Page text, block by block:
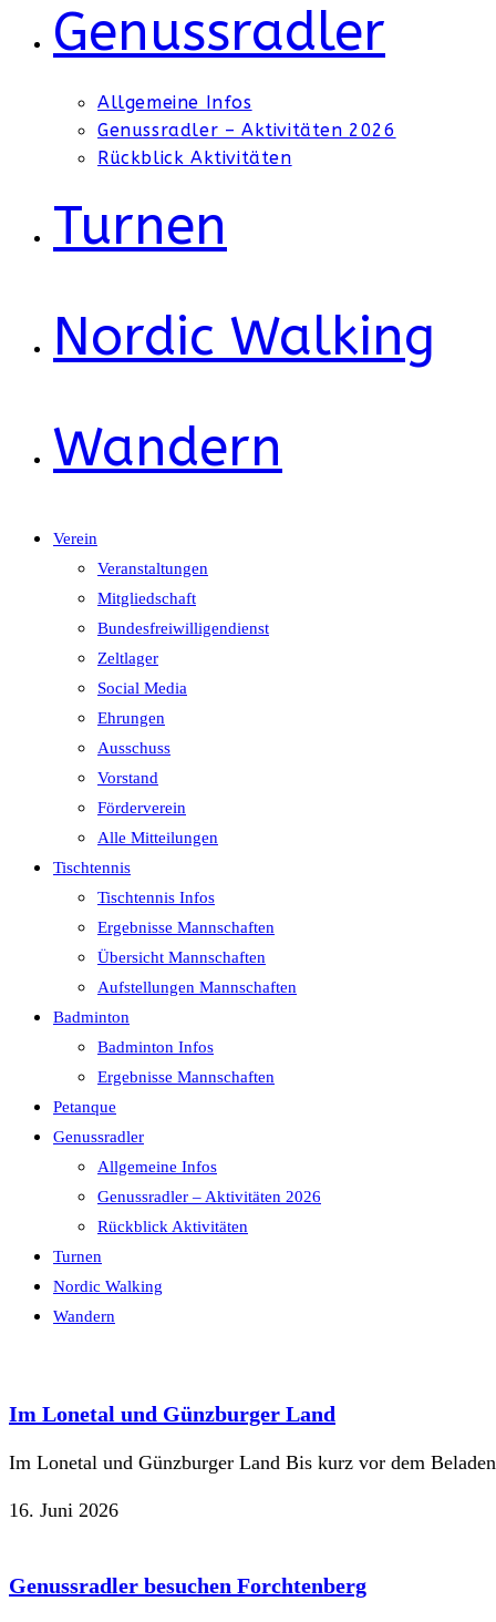
Genussradler
Allgemeine Infos
Genussradler – Aktivitäten 2026
Rückblick Aktivitäten
Turnen
Nordic Walking
Wandern
Verein
Veranstaltungen
Mitgliedschaft
Bundesfreiwilligendienst
Zeltlager
Social Media
Ehrungen
Ausschuss
Vorstand
Förderverein
Alle Mitteilungen
Tischtennis
Tischtennis Infos
Ergebnisse Mannschaften
Übersicht Mannschaften
Aufstellungen Mannschaften
Badminton
Badminton Infos
Ergebnisse Mannschaften
Petanque
Genussradler
Allgemeine Infos
Genussradler – Aktivitäten 2026
Rückblick Aktivitäten
Turnen
Nordic Walking
Wandern
Im Lonetal und Günzburger Land
Im Lonetal und Günzburger Land Bis kurz vor dem
16. Juni 2026
Genussradler besuchen Forchtenberg